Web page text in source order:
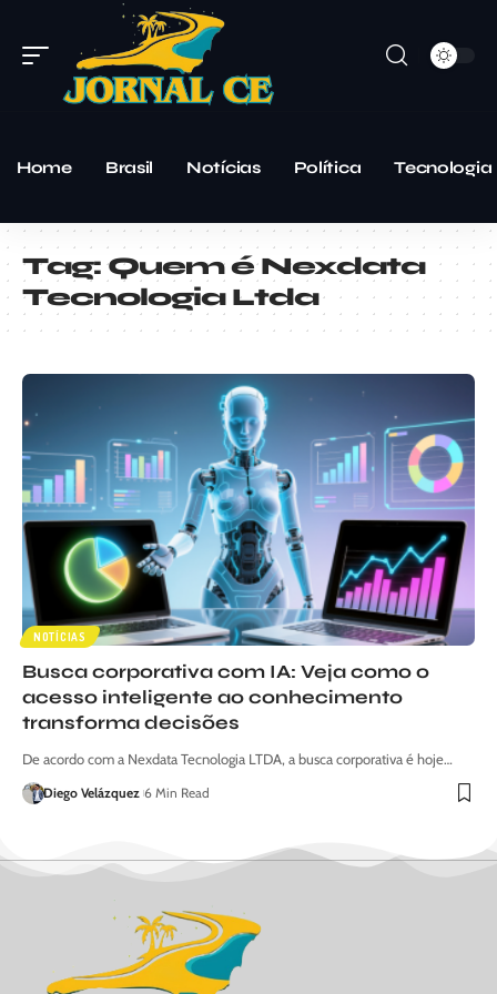
Home Brasil Notícias Política Tecnologia
Tag:Quem é Nexdata
Tecnologia Ltda
NOTÍCIAS
Busca corporativa com IA: Veja como o
acesso inteligente ao conhecimento
transforma decisões
De acordo com a Nexdata Tecnologia LTDA, a busca corporativa é hoje…
Diego Velázquez 6 Min Read